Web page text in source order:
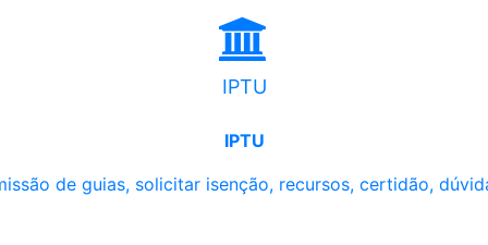
IPTU
IPTU
de guias, solicitar isenção, recursos, certidão,